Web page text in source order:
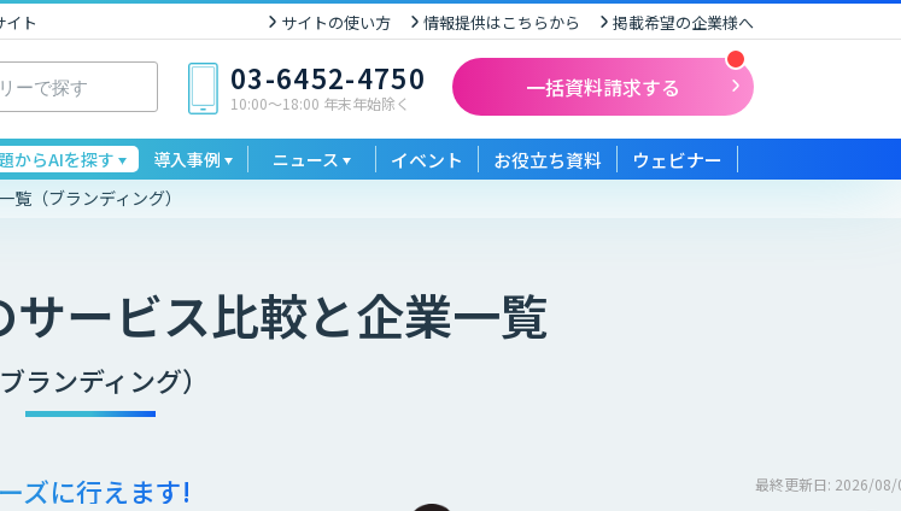
ト サイトの使い方 情報提供はこちらから 掲載希望の企業様へ
03-6452-4750
10:00〜18:00 年末年始除く
一括資料請求する
からAIを探す 導入事例 ニュース イベント お役立ち資料 ウェビナー
（ブランディング）
サービス比較と企業一覧
ブランディング）
ズに行えます! 最終更新日: 2026/08/